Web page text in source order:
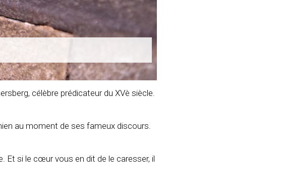
célèbre prédicateur du XVè siècle.
au moment de ses fameux discours.
Et si le cœur vous en dit de le caresser, il